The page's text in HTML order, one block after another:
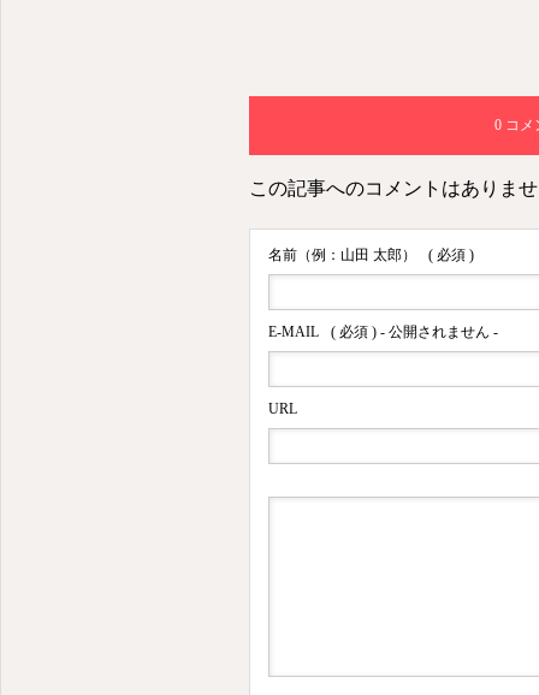
0 コメ
この記事へのコメントはありま
名前（例：山田 太郎） ( 必須 )
E-MAIL ( 必須 ) - 公開されません -
URL